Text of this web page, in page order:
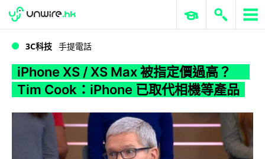
WWDC 2026 ERP 與商業 AI
3C科技 手提電話
iPhone XS / XS Max 被指定價過高？
Tim Cook：iPhone 已取代相機等產品